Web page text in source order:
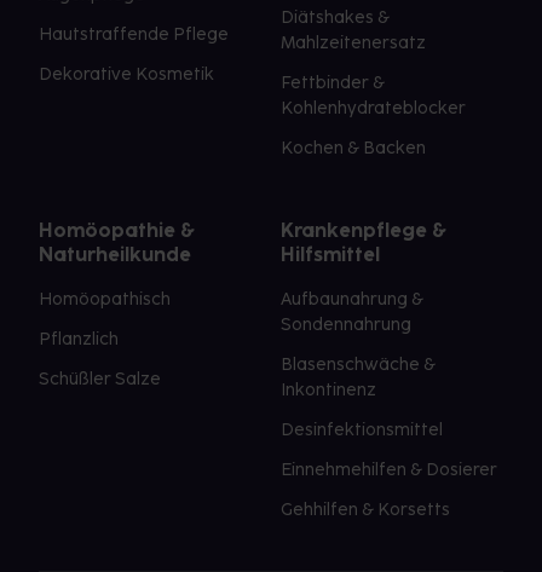
Hexal AG, 83607 Holzkirchen,www.hexal.de
3095-02/2025
Hautstraffende Pflege
Dekorative Kosmetik
Diätshakes &
Mahlzeitenersatz
Fettbinder &
Kohlenhydrateblocker
Kochen & Backen
Homöopathie &
Naturheilkunde
Homöopathisch
Pflanzlich
Schüßler Salze
Krankenpflege &
Hilfsmittel
Aufbaunahrung &
Sondennahrung
Blasenschwäche &
Inkontinenz
Desinfektionsmittel
Einnehmehilfen & Dosierer
Gehhilfen & Korsetts